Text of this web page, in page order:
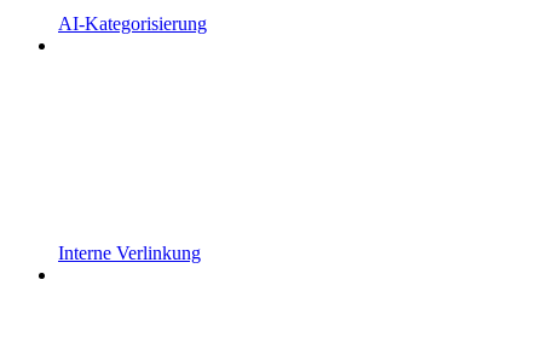
AI-Kategorisierung
Interne Verlinkung